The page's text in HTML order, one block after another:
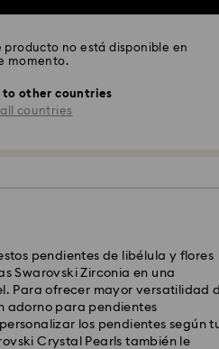
producto no está disponible en
momento.
to other countries
all countries
pendientes de libélula y flores
Swarovski Zirconia en una
Para ofrecer mayor versatilidad
adorno para pendientes
los pendientes según
Crystal Pearls también le